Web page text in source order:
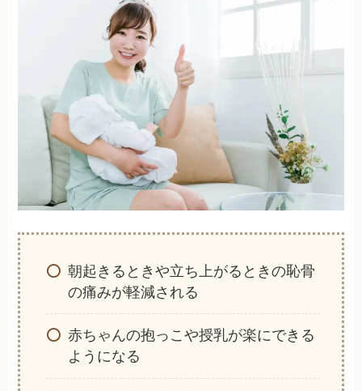
朝起きるときや立ち上がるときの恥骨
の痛みが軽減される
赤ちゃんの抱っこや授乳が楽にできる
ようになる